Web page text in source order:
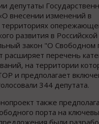
депутаты
внесении изменений в
развития в Российской
закон "О Свободном
расширяет перечень
на территории
и предполагает
344 депутата.
также
порта на
были